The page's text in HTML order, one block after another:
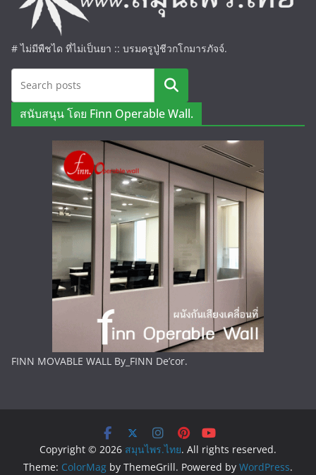
# ไม่มีพืชได ที่ไม่เป็นยา :: บรมครูปู่ชีวกโกมารภัจจ์.
ค้นหา
สนับสนุน โดย Finn Operable Wall.
FINN MOVABLE WALL By_FINN De’cor.
Copyright © 2026 สมุนไพร.ไทย. All rights reserved.
Theme: ColorMag by ThemeGrill. Powered by WordPress.